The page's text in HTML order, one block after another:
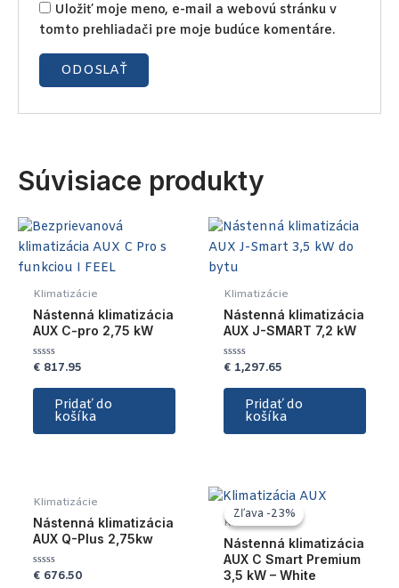
Uložiť moje meno, e-mail a webovú stránku v
tomto prehliadači pre moje budúce komentáre.
Súvisiace produkty
Klimatizácie
Nástenná klimatizácia
AUX C-pro 2,75 kW
Hodnotenie
z
€817.95
Pridať do
košíka
Klimatizácie
Nástenná klimatizácia
AUX J-SMART 7,2 kW
Hodnotenie
z
€1,297.65
Pridať do
košíka
Klimatizácie
Nástenná klimatizácia
AUX Q-Plus 2,75kw
Hodnotenie
€676.50
Zľava -23%
Zľava -23%
Klimatizácie
Nástenná klimatizácia
AUX C Smart Premium
3,5 kW – White